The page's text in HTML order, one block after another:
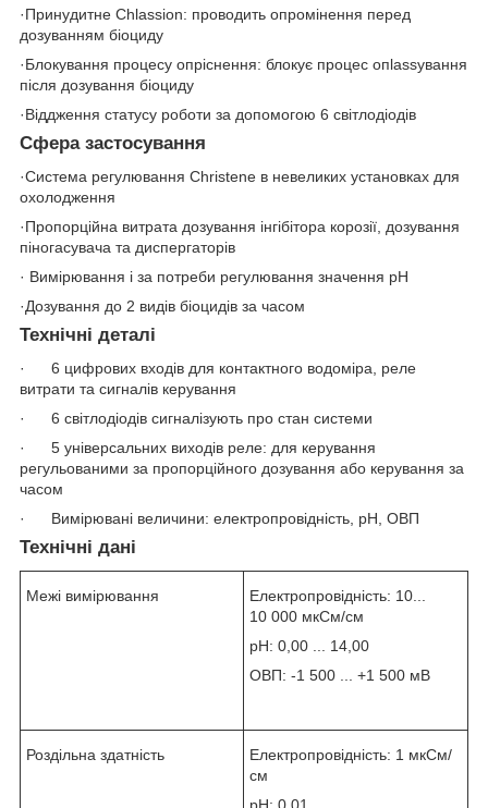
·Принудитне Chlassion: проводить опромінення перед
дозуванням біоциду
·Блокування процесу опріснення: блокує процес опlassування
після дозування біоциду
·Віддження статусу роботи за допомогою 6 світлодіодів
Сфера застосування
·Система регулювання Christene в невеликих установках для
охолодження
·Пропорційна витрата дозування інгібітора корозії, дозування
піногасувача та диспергаторів
· Вимірювання і за потреби регулювання значення pH
·Дозування до 2 видів біоцидів за часом
Технічні деталі
· 6 цифрових входів для контактного водоміра, реле
витрати та сигналів керування
· 6 світлодіодів сигналізують про стан системи
· 5 універсальних виходів реле: для керування
регульованими за пропорційного дозування або керування за
часом
· Вимірювані величини: електропровідність, pH, ОВП
Технічні дані
Межі вимірювання
Електропровідність: 10...
10 000 мкСм/см
pH: 0,00 ... 14,00
ОВП: -1 500 ... +1 500 мВ
Роздільна здатність
Електропровідність: 1 мкСм/
см
pH: 0,01